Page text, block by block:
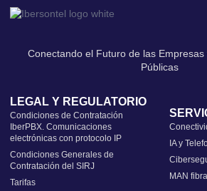
Conectando el Futuro de las Empresas
Públicas
LEGAL Y REGULATORIO
Condiciones de Contratación
IberPBX. Comunicaciones
electrónicas con protocolo IP
Condiciones Generales de
Contratación del SIRJ
Tarifas
IA y
MAN fibra